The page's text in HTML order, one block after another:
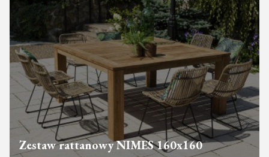
Zestaw rattanowy NIMES 160x160